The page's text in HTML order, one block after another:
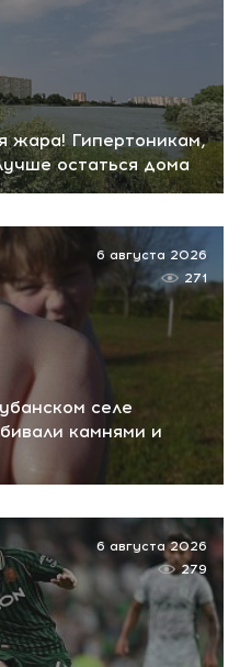
жара! Гипертоникам,
остаться дома
селе
камнями и
6 августа 2026
271
6 августа 2026
279